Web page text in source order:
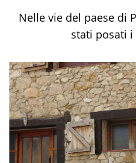
Nelle vie del paese di
stati posati i